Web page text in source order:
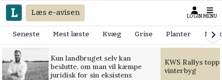
Læs e-avisen LOGIN MENU
Seneste Mest læste Kvæg Grise Planter
Kun landbruget selv kan
beslutte, om man vil kæmpe
juridisk for sin eksistens
KWS Rallys
vinterbyg